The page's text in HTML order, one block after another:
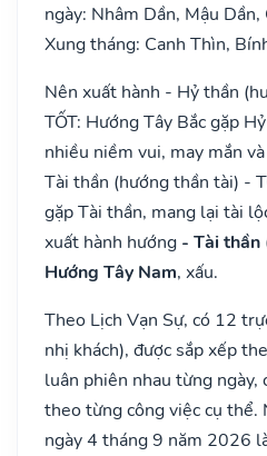
ngày: Nhâm Dần, Mậu Dần,
Xung tháng: Canh Thìn,
Nên xuất hành - Hỷ thần
TỐT: Hướng Tây Bắc gặp
nhiều niềm vui, may mắn
Tài thần (hướng thần tài) -
gặp Tài thần, mang lại tài
xuất hành hướng - Tài thần
Hướng Tây Nam, xấu.
Theo Lịch Vạn Sự, có 12
nhị khách), được sắp xếp
luân phiên nhau từng
theo từng công việc cụ thể.
ngày 4 tháng 9 năm 2026